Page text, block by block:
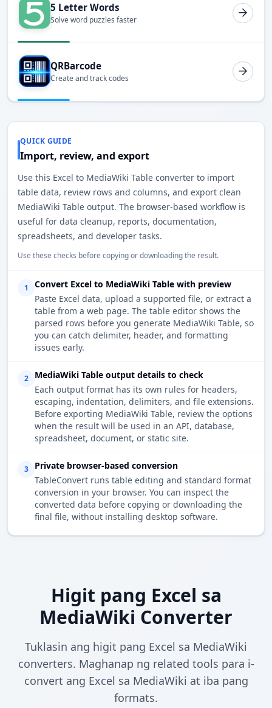
5 Letter Words
Solve word puzzles faster
QRBarcode
Create and track codes
QUICK GUIDE
Import, review, and export
Use this Excel to MediaWiki Table converter to import
table data, review rows and columns, and export clean
MediaWiki Table output. The browser-based workflow is
useful for data cleanup, reports, documentation,
spreadsheets, and developer tasks.
Use these checks before copying or downloading the result.
1
Convert Excel to MediaWiki Table with preview
Paste Excel data, upload a supported file, or extract a
table from a web page. The table editor shows the
parsed rows before you generate MediaWiki Table, so
you can catch delimiter, header, and formatting
issues early.
2
MediaWiki Table output details to check
Each output format has its own rules for headers,
escaping, indentation, delimiters, and file extensions.
Before exporting MediaWiki Table, review the options
when the result will be used in an API, database,
spreadsheet, document, or static site.
3
Private browser-based conversion
TableConvert runs table editing and standard format
conversion in your browser. You can inspect the
converted data before copying or downloading the
final file, without installing desktop software.
Higit pang Excel sa
MediaWiki Converter
Tuklasin ang higit pang Excel sa MediaWiki
converters. Maghanap ng related tools para i-
convert ang Excel sa MediaWiki at iba pang
formats.